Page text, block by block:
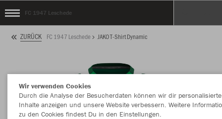
FC 1947 Leschede
ZURÜCK FC 1947 Leschede JAKO T-Shirt Dynamic
Wir verwenden Cookies
Durch die Analyse der Besucherdaten können wir dir personalisierte
Inhalte anzeigen und unsere Website verbessern. Weitere
zu den Cookies findest Du in den Einstellungen.